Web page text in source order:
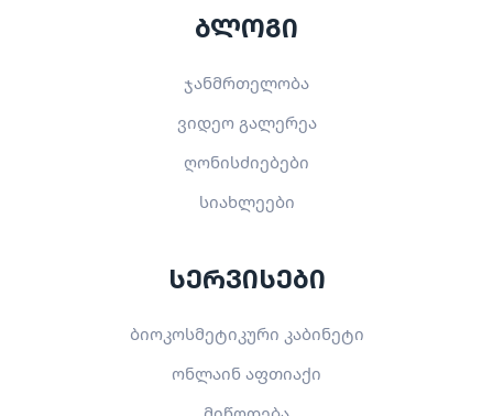
ბლოგი
ჯანმრთელობა
ვიდეო გალერეა
ღონისძიებები
სიახლეები
სერვისები
ბიოკოსმეტიკური კაბინეტი
ონლაინ აფთიაქი